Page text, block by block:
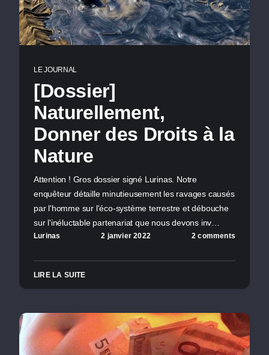
LE JOURNAL
[Dossier]
Naturellement,
Donner des Droits à la
Nature
Attention ! Gros dossier signé Lurinas. Notre
enquêteur détaille minutieusement les ravages causés
par l'homme sur l'éco-système terrestre et débouche
sur l'inéluctable partenariat que nous devons inv…
Lurinas 2 janvier 2022 2 comments
LIRE LA SUITE